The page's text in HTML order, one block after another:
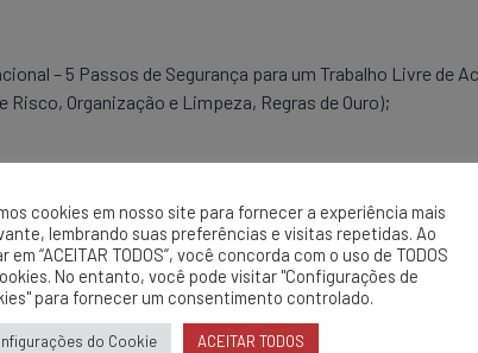
– 5 Passos de Segurança para um Trabalho Livre de
Risco, Organização e Limpeza, Regras de Ouro);
cookies em nosso site para fornecer a experiência mais
lembrando suas preferências e visitas repetidas. Ao
em “ACEITAR TODOS”, você concorda com o uso de TODOS
No entanto, você pode visitar "Configurações de
para fornecer um consentimento controlado.
do Cookie ACEITAR TODOS